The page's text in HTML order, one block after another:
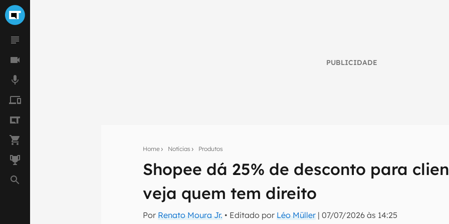
PUBLICIDADE
Home Notícias Produtos
Shopee dá 25% de desconto para
veja quem tem direito
Por Renato Moura Jr. • Editado por Léo Müller |07/07/2026 às 14:25
Seu resumo inteligente do mundo tech!
Assine a newsletter do Canaltech e receba notícias e reviews sobre tecnologia
mão.
E-mail